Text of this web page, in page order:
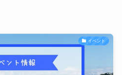
イベント